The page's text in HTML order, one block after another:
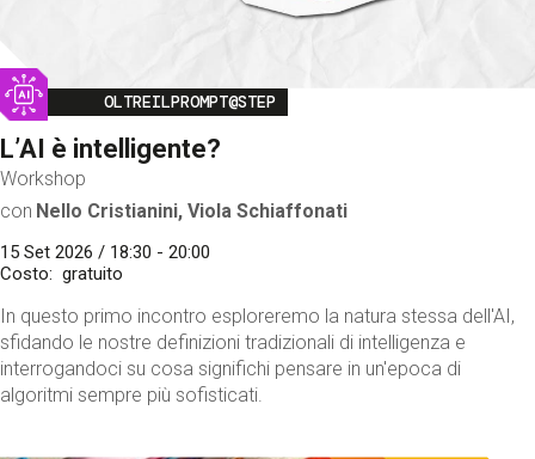
Image
OLTREILPROMPT@STEP
L’AI è intelligente?
Workshop
con Nello Cristianini, Viola Schiaffonati
15 Set 2026 / 18:30 - 20:00
Costo
gratuito
In questo primo incontro esploreremo la natura stessa dell'AI,
sfidando le nostre definizioni tradizionali di intelligenza e
interrogandoci su cosa significhi pensare in un'epoca di
algoritmi sempre più sofisticati.